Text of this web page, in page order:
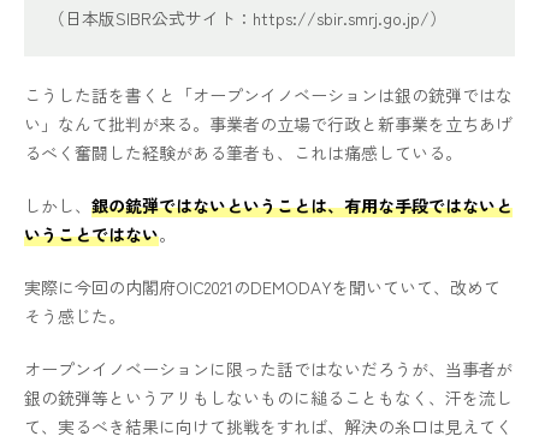
（日本版SIBR公式サイト：https://sbir.smrj.go.jp/）
こうした話を書くと「オープンイノベーションは銀の銃弾ではな
い」なんて批判が来る。事業者の立場で行政と新事業を立ちあげ
るべく奮闘した経験がある筆者も、これは痛感している。
しかし、 銀の銃弾ではないということは、有用な手段ではないと
いうことではない。
実際に今回の内閣府OIC2021のDEMODAYを聞いていて、改めて
そう感じた。
オープンイノベーションに限った話ではないだろうが、当事者が
銀の銃弾等というアリもしないものに縋ることもなく、汗を流し
て、実るべき結果に向けて挑戦をすれば、解決の糸口は見えてく